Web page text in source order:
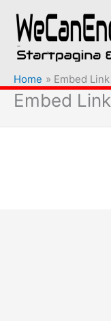
naar
inhoud
Home Embed Link
Embed Link